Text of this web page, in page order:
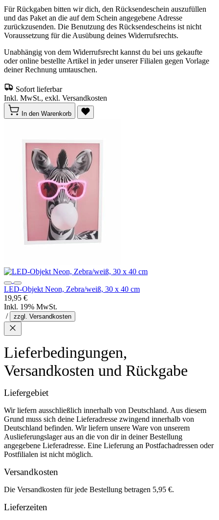
Für Rückgaben bitten wir dich, den Rücksendeschein auszufüllen
und das Paket an die auf dem Schein angegebene Adresse
zurückzusenden. Die Benutzung des Rücksendescheins ist nicht
Voraussetzung für die Ausübung deines Widerrufsrechts.
Unabhängig von dem Widerrufsrecht kannst du bei uns gekaufte
oder online bestellte Artikel in jeder unserer Filialen gegen Vorlage
deiner Rechnung umtauschen.
Sofort lieferbar
Inkl. MwSt., exkl. Versandkosten
In den Warenkorb
LED-Objekt Neon, Zebra/weiß, 30 x 40 cm
19,95 €
Inkl. 19% MwSt.
/
zzgl. Versandkosten
Lieferbedingungen,
Versandkosten und Rückgabe
Liefergebiet
Wir liefern ausschließlich innerhalb von Deutschland. Aus diesem
Grund muss sich deine Lieferadresse zwingend innerhalb von
Deutschland befinden. Wir liefern unsere Ware von unserem
Auslieferungslager aus an die von dir in deiner Bestellung
angegebene Lieferadresse. Eine Lieferung an Postfachadressen oder
Postfilialen ist nicht möglich.
Versandkosten
Die Versandkosten für jede Bestellung betragen 5,95 €.
Lieferzeiten